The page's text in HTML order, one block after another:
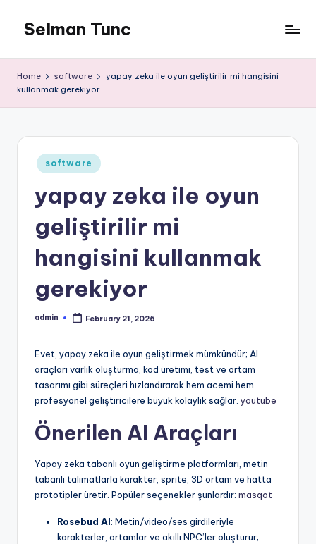
Selman Tunc
Home software
yapay zeka ile oyun geliştirilir mi hangisini
kullanmak gerekiyor
Posted
in
software
yapay zeka ile oyun
geliştirilir mi
hangisini kullanmak
gerekiyor
Posted
admin February 21, 2026
Evet, yapay zeka ile oyun geliştirmek mümkündür; AI
araçları varlık oluşturma, kod üretimi, test ve ortam
tasarımı gibi süreçleri hızlandırarak hem acemi hem
profesyonel geliştiricilere büyük kolaylık sağlar. youtube
Önerilen AI Araçları
Yapay zeka tabanlı oyun geliştirme platformları, metin
tabanlı talimatlarla karakter, sprite, 3D ortam ve hatta
prototipler üretir. Popüler seçenekler şunlardır: masqot
Rosebud AI: Metin/video/ses girdileriyle
karakterler, ortamlar ve akıllı NPC’ler oluşturur;